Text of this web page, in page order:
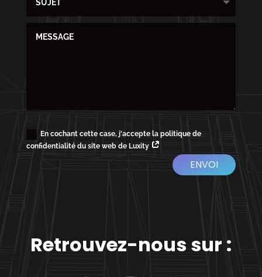
En cochant cette case, j'accepte la politique de
confidentialité du site web de Luxity
ENVOI
Retrouvez-nous sur :